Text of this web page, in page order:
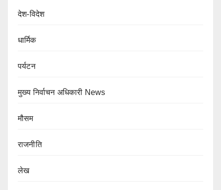
देश-विदेश
धार्मिक
पर्यटन
मुख्य निर्वाचन अधिकारी News
मौसम
राजनीति
लेख